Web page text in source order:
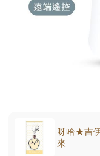
呀哈★吉
來